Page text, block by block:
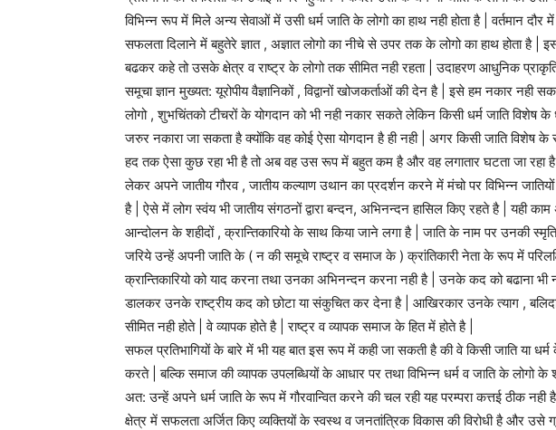
विभिन्न रूप में मिले अन्य सेवाओं में उसी धर्म जाति के लोगो का हाथ नही होता है | वर्तमान दौर
सफलता दिलाने में बहुतेरे ज्ञात , अज्ञात लोगो का नीचे से उपर तक के लोगो का हाथ होता है |
बढकर कहे तो उसके क्षेत्र व राष्ट्र के लोगो तक सीमित नही रहता | उदाहरण आधुनिक
समूचा ज्ञान मुख्यत: यूरोपीय वैज्ञानिकों , विद्वानों खोजकर्ताओं की देन है | इसे हम नकार नही
लोगो , शुभचिंतको टीचरों के योगदान को भी नही नकार सकते लेकिन किसी धर्म जाति विशेष के
जरुर नकारा जा सकता है क्योंकि वह कोई ऐसा योगदान है ही नही | अगर किसी जाति विशेष
हद तक ऐसा कुछ रहा भी है तो अब वह उस रूप में बहुत कम है और वह लगातार घटता जा रहा
लेकर अपने जातीय गौरव , जातीय कल्याण उथान का प्रदर्शन करने में मंचो पर विभिन्न
है | ऐसे में लोग स्वंय भी जातीय संगठनों द्वारा बन्दन, अभिनन्दन हासिल किए रहते है | यही
आन्दोलन के शहीदों , क्रान्तिकारियो के साथ किया जाने लगा है | जाति के नाम पर उनकी
जरिये उन्हें अपनी जाति के ( न की समूचे राष्ट्र व समाज के ) क्रांतिकारी नेता के रूप में
क्रान्तिकारियो को याद करना तथा उनका अभिनन्दन करना नही है | उनके कद को बढाना भी
डालकर उनके राष्ट्रीय कद को छोटा या संकुचित कर देना है | आखिरकार उनके त्याग ,
सीमित नही होते | वे व्यापक होते है | राष्ट्र व व्यापक समाज के हित में होते है |
सफल प्रतिभागियों के बारे में भी यह बात इस रूप में कही जा सकती है की वे किसी जाति या
करते | बल्कि समाज की व्यापक उपलब्धियों के आधार पर तथा विभिन्न धर्म व जाति के लोगो के
अत: उन्हें अपने धर्म जाति के रूप में गौरवान्वित करने की चल रही यह परम्परा कत्तई ठीक नही
क्षेत्र में सफलता अर्जित किए व्यक्तियों के स्वस्थ व जनतांत्रिक विकास की विरोधी है और उसे